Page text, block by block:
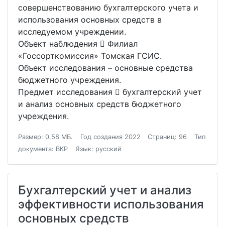
совершенствованию бухгалтерского учета и
использования основных средств в
исследуемом учреждении.
Объект наблюдения  Филиал
«Госсорткомиссия» Томская ГСИС.
Объект исследования – основные средства
бюджетного учреждения.
Предмет исследования  бухгалтерский учет
и анализ основных средств бюджетного
учреждения.
Размер: 0.58 МБ. Год создания 2022 Страниц: 96
Тип
документа: ВКР
Язык: русский
Бухгалтерский учет и анализ
эффективности использования
основных средств